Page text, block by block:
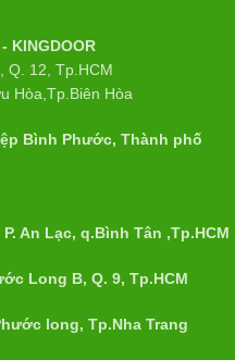
KINGDOOR
Q. 12, Tp.HCM
Hòa,Tp.Biên Hòa
Bình Phước, Thành phố
An Lạc, q.Bình Tân ,Tp.HCM
Long B, Q. 9, Tp.HCM
long, Tp.Nha Trang